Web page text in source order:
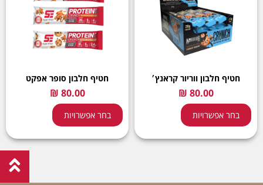
חטיף חלבון ווריור קראנץ׳
‏80.00 ₪
בחר אפשרויות
חטיף חלבון סופר אפקט
‏80.00 ₪
בחר אפשרויות